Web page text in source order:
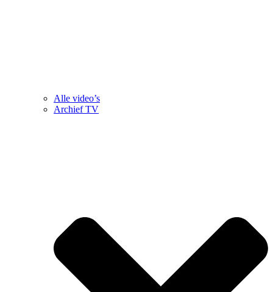
Alle video’s
Archief TV